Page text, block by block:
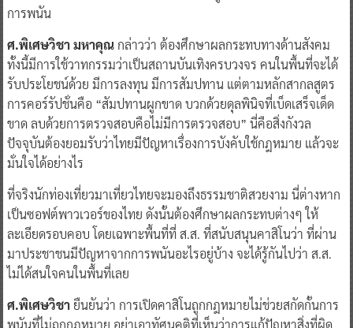
การพนัน
ศ.พิเศษวิชา มหาคุณกล่าวว่า ต้องศึกษาผลกระทบทางด้านสังคม
ทั้งนี้มีการใช้วาทกรรมว่าเป็นสถานบันเทิงครบวงจร คนในพื้นที่จะได้
รับประโยชน์ด้วย มีการลงทุน มีการสัมปทาน แต่ตามหลักสากลสูตร
การคอร์รัปชั่นคือ “สัมปทานผูกขาด บวกด้วยดุลพินิจที่เบ็ดเสร็จเด็ด
ขาด ลบด้วยการตรวจสอบคือไม่มีการตรวจสอบ” นี่คือสิ่งกังวล
ปัจจุบันต้องยอมรับว่าไทยมีปัญหาเรื่องการบังคับใช้กฎหมาย แล้วจะ
มั่นใจได้อย่างไร
ที่จริงนักท่องเที่ยวมาเที่ยวไทยจะมองถึงธรรมชาติสวยงาม นี่ต่างหาก
เป็นซอฟต์พาวเวอร์ของไทย ดังนั้นต้องศึกษาผลกระทบต่างๆ ให้
ละเอียดรอบคอบ โดยเฉพาะพื้นที่ที่ ส.ส. ที่สนับสนุนคาสิโนว่า ที่ผ่าน
มาประชาชนมีปัญหาจากการพนันอะไรอยู่บ้าง จะได้รู้กันไปว่า ส.ส.
ไม่ได้สนใจคนในพื้นที่เลย
ศ.พิเศษวิชายืนยันว่า การเปิดคาสิโนถูกกฎหมายไม่ช่วยสกัดกั้นการ
พนันที่ไม่ถูกกฎหมาย อย่าเอาทัศนคติที่เห็นว่าการแก้ปัญหาสิ่งที่ผิด